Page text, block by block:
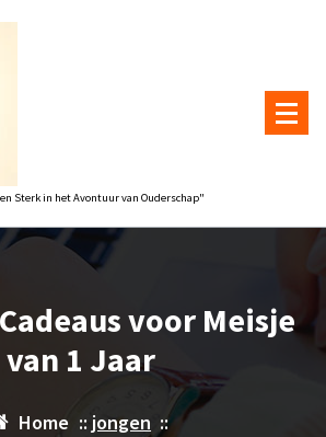
Sterk in het Avontuur van Ouderschap"
voor Meisje
van 1 Jaar
Home :: jongen ::